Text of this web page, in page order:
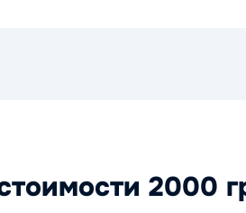
2000